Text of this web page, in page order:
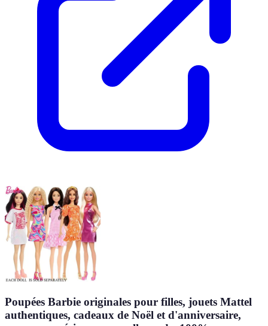
Poupées Barbie originales pour filles, jouets Mattel
authentiques, cadeaux de Noël et d'anniversaire,